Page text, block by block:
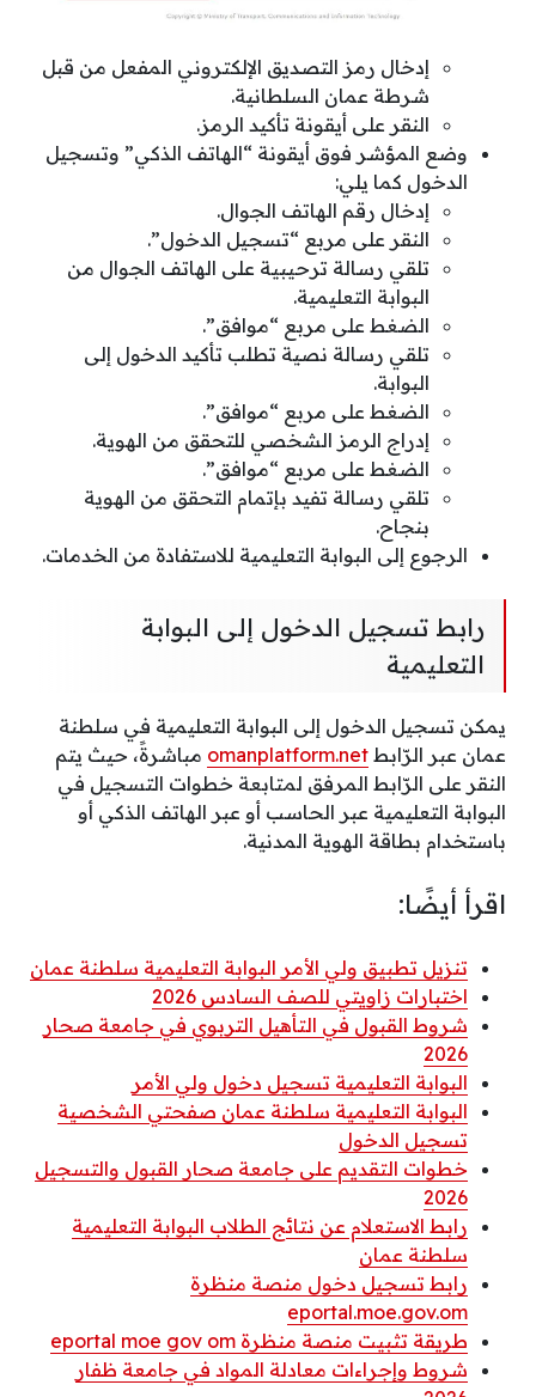
إدخال رمز التصديق الإلكتروني المفعل من قبل
شرطة عمان السلطانية.
النقر على أيقونة تأكيد الرمز.
وضع المؤشر فوق أيقونة “الهاتف الذكي” وتسجيل
الدخول كما يلي:
إدخال رقم الهاتف الجوال.
النقر على مربع “تسجيل الدخول”.
تلقي رسالة ترحيبية على الهاتف الجوال من
البوابة التعليمية.
الضغط على مربع “موافق”.
تلقي رسالة نصية تطلب تأكيد الدخول إلى
البوابة.
الضغط على مربع “موافق”.
إدراج الرمز الشخصي للتحقق من الهوية.
الضغط على مربع “موافق”.
تلقي رسالة تفيد بإتمام التحقق من الهوية
بنجاح.
الرجوع إلى البوابة التعليمية للاستفادة من الخدمات.
رابط تسجيل الدخول إلى البوابة
التعليمية
يمكن تسجيل الدخول إلى البوابة التعليمية في سلطنة
عمان عبر الرّابط omanplatform.net مباشرةً، حيث يتم
النقر على الرّابط المرفق لمتابعة خطوات التسجيل في
البوابة التعليمية عبر الحاسب أو عبر الهاتف الذكي أو
باستخدام بطاقة الهوية المدنية.
اقرأ أيضًا:
تنزيل تطبيق ولي الأمر البوابة التعليمية سلطنة عمان
اختبارات زاويتي للصف السادس 2026
شروط القبول في التأهيل التربوي في جامعة صحار
2026
البوابة التعليمية تسجيل دخول ولي الأمر
البوابة التعليمية سلطنة عمان صفحتي الشخصية
تسجيل الدخول
خطوات التقديم على جامعة صحار القبول والتسجيل
2026
رابط الاستعلام عن نتائج الطلاب البوابة التعليمية
سلطنة عمان
رابط تسجيل دخول منصة منظرة
eportal.moe.gov.om
طريقة تثبيت منصة منظرة eportal moe gov om
شروط وإجراءات معادلة المواد في جامعة ظفار